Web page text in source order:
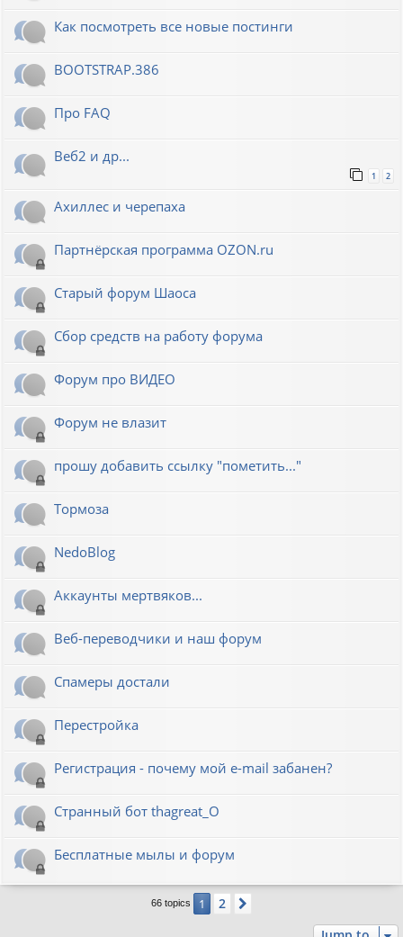
Как посмотреть все новые постинги
BOOTSTRAP.386
Про FAQ
Веб2 и др...
1 2
Ахиллес и черепаха
Партнёрская программа OZON.ru
Старый форум Шаоса
Сбор средств на работу форума
Форум про ВИДЕО
Форум не влазит
прошу добавить ссылку "пометить..."
Тормоза
NedoBlog
Аккаунты мертвяков...
Веб-переводчики и наш форум
Спамеры достали
Перестройка
Регистрация - почему мой e-mail забанен?
Странный бот thagreat_O
Бесплатные мылы и форум
66 topics 1 2